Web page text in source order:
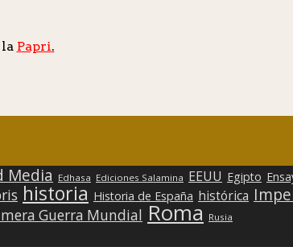
Papri.
Media Edhasa Ediciones Salamina EEUU Egipto
historia Historia de España histórica
Guerra Mundial Roma Rusia